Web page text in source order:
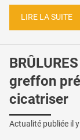
LIRE LA SUITE
greffon
cicatriser
Actualité publiée il